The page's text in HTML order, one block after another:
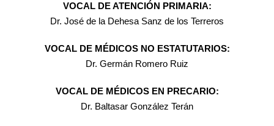
VOCAL DE ATENCIÓN PRIMARIA:
Dr. José de la Dehesa Sanz de los Terreros
VOCAL DE MÉDICOS NO ESTATUTARIOS:
Dr. Germán Romero Ruiz
VOCAL DE MÉDICOS EN PRECARIO:
Dr. Baltasar González Terán